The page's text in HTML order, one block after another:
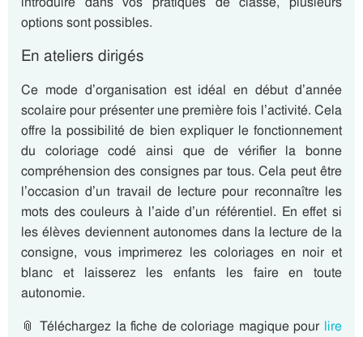
options sont possibles.
En ateliers dirigés
Ce mode d’organisation est idéal en début d’année
scolaire pour présenter une première fois l’activité. Cela
offre la possibilité de bien expliquer le fonctionnement
du coloriage codé ainsi que de vérifier la bonne
compréhension des consignes par tous.Cela peut être
l’occasion d’un travail de lecture pour reconnaître les
mots des couleurs à l’aide d’un référentiel. En effet si
les élèves deviennent autonomes dans la lecture de la
consigne, vous imprimerez les coloriages en noir et
blanc et laisserez les enfants les faire en toute
autonomie.
📎 Téléchargez la fiche de coloriage magique pour lire